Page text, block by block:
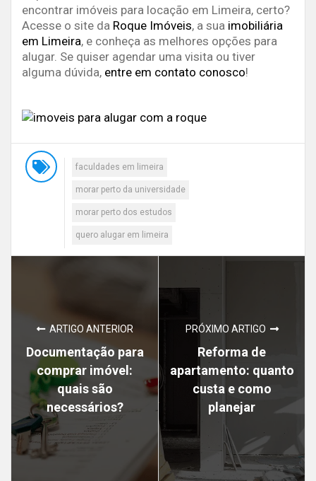
encontrar imóveis para locação em Limeira, certo?
Acesse o site da Roque Imóveis, a sua imobiliária
em Limeira, e conheça as melhores opções para
alugar. Se quiser agendar uma visita ou tiver
alguma dúvida, entre em contato conosco!
faculdades em limeira
morar perto da universidade
morar perto dos estudos
quero alugar em limeira
ARTIGO ANTERIOR
Documentação para
comprar imóvel:
quais são
necessários?
PRÓXIMO ARTIGO
Reforma de
apartamento: quanto
custa e como
planejar